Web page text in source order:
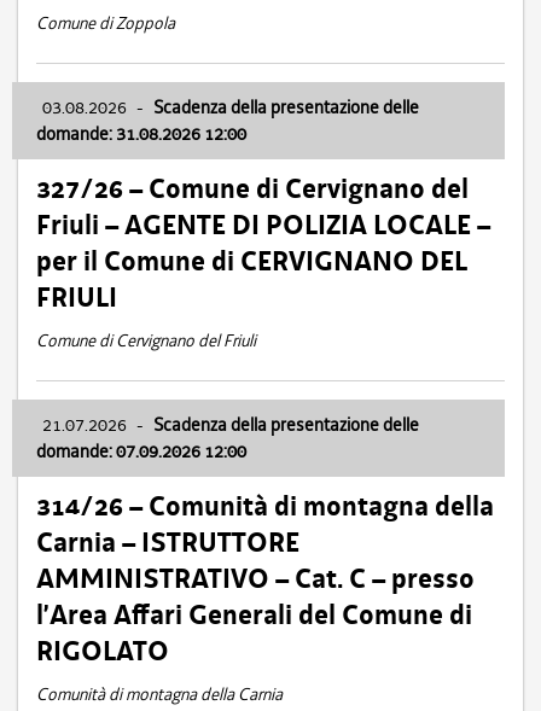
Comune di Zoppola
03.08.2026 - Scadenza della presentazione delle
domande: 31.08.2026 12:00
327/26 – Comune di Cervignano del
Friuli – AGENTE DI POLIZIA LOCALE –
per il Comune di CERVIGNANO DEL
FRIULI
Comune di Cervignano del Friuli
21.07.2026 - Scadenza della presentazione delle
domande: 07.09.2026 12:00
314/26 – Comunità di montagna della
Carnia – ISTRUTTORE
AMMINISTRATIVO – Cat. C – presso
l’Area Affari Generali del Comune di
RIGOLATO
Comunità di montagna della Carnia